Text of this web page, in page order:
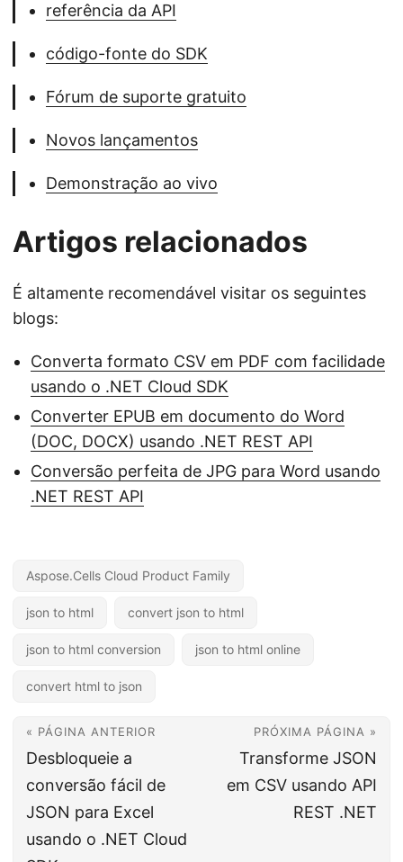
referência da API
código-fonte do SDK
Fórum de suporte gratuito
Novos lançamentos
Demonstração ao vivo
Artigos relacionados
É altamente recomendável visitar os seguintes
blogs:
Converta formato CSV em PDF com facilidade
usando o .NET Cloud SDK
Converter EPUB em documento do Word
(DOC, DOCX) usando .NET REST API
Conversão perfeita de JPG para Word usando
.NET REST API
Aspose.Cells Cloud Product Family
json to html convert json to html
json to html conversion json to html online
convert html to json
« PÁGINA ANTERIOR
Desbloqueie a
conversão fácil de
JSON para Excel
usando o .NET Cloud
PRÓXIMA PÁGINA »
Transforme JSON
em CSV usando API
REST .NET